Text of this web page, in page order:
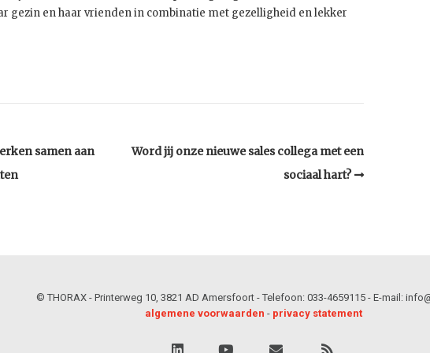
gezin en haar vrienden in combinatie met gezelligheid en lekker
samen aan
Word jij onze nieuwe sales collega met een
sociaal hart?
© THORAX - Printerweg 10, 3821 AD Amersfoort - Telefoon: 033-4659115 - E-mail:
algemene voorwaarden - privacy statement